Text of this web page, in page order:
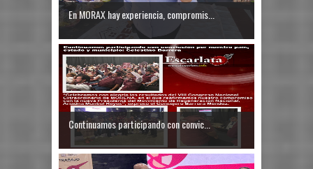
En MORAX hay experiencia, compromis...
Continuamos participando con convic...